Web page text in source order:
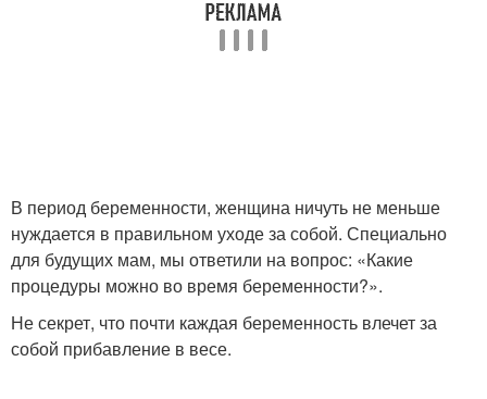
В период беременности, женщина ничуть не меньше
нуждается в правильном уходе за собой. Специально
для будущих мам, мы ответили на вопрос: «Какие
процедуры можно во время беременности?».
Не секрет, что почти каждая беременность влечет за
собой прибавление в весе.